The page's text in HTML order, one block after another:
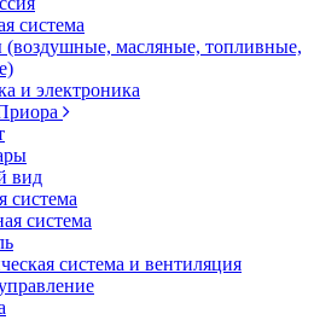
система
масляные, топливные,
и электроника
вид
система
система
система и вентиляция